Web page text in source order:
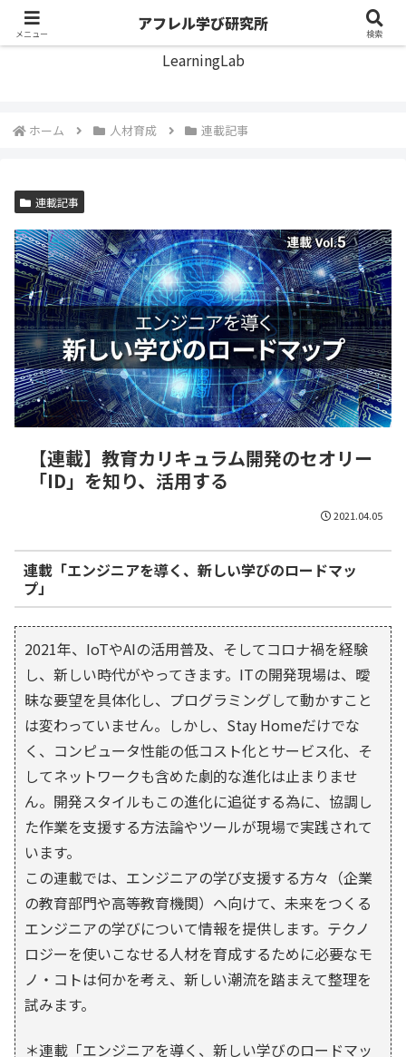
アフレル学び研究所
LearningLab
ホーム 人材育成 連載記事
連載記事
【連載】教育カリキュラム開発のセオリー
「ID」を知り、活用する
2021.04.05
連載「エンジニアを導く、新しい学びのロードマッ
プ」
2021年、IoTやAIの活用普及、そしてコロナ禍を経験
し、新しい時代がやってきます。ITの開発現場は、曖
昧な要望を具体化し、プログラミングして動かすこと
は変わっていません。しかし、Stay Homeだけでな
く、コンピュータ性能の低コスト化とサービス化、そ
してネットワークも含めた劇的な進化は止まりませ
ん。開発スタイルもこの進化に追従する為に、協調し
た作業を支援する方法論やツールが現場で実践されて
います。
この連載では、エンジニアの学び支援する方々（企業
の教育部門や高等教育機関）へ向けて、未来をつくる
エンジニアの学びについて情報を提供します。テクノ
ロジーを使いこなせる人材を育成するために必要なモ
ノ・コトは何かを考え、新しい潮流を踏まえて整理を
試みます。
＊連載「エンジニアを導く、新しい学びのロードマッ
メニュー
アフレル学び研究所
検索